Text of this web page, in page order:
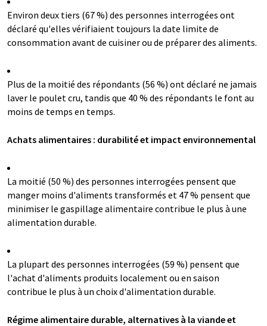
Environ deux tiers (67 %) des personnes interrogées ont
déclaré qu'elles vérifiaient toujours la date limite de
consommation avant de cuisiner ou de préparer des aliments.
Plus de la moitié des répondants (56 %) ont déclaré ne jamais
laver le poulet cru, tandis que 40 % des répondants le font au
moins de temps en temps.
Achats alimentaires : durabilité et impact environnemental
La moitié (50 %) des personnes interrogées pensent que
manger moins d'aliments transformés et 47 % pensent que
minimiser le gaspillage alimentaire contribue le plus à une
alimentation durable.
La plupart des personnes interrogées (59 %) pensent que
l'achat d'aliments produits localement ou en saison
contribue le plus à un choix d'alimentation durable.
Régime alimentaire durable, alternatives à la viande et